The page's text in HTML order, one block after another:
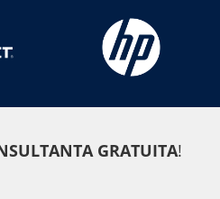
GRATUITA!